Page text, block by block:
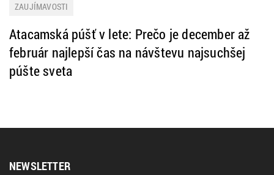
ZAUJÍMAVOSTI
Atacamská púšť v lete: Prečo je december až
február najlepší čas na návštevu najsuchšej
púšte sveta
NEWSLETTER